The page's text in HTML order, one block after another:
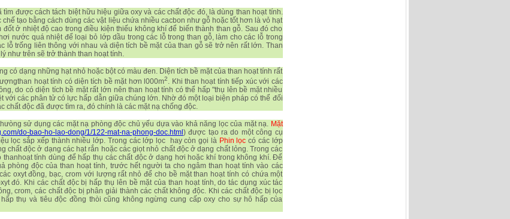
tìm được cách tách biệt hữu hiệu giữa oxy và các chất độc đó, là dùng than hoạt tính.
tạo bằng cách dùng các vật liệu chứa nhiều cacbon như gỗ hoặc tốt hơn là vỏ hạt
đốt ở nhiệt độ cao trong điều kiện thiếu không khí để biến thành than gỗ. Sau đó cho
nước quá nhiệt để loại bỏ lớp dầu trong các lỗ trong than gỗ, làm cho các lỗ trong
lỗ trống liên thông với nhau và diện tích bề mặt của than gỗ sẽ trở nên rất lớn. Than
như trên sẽ trở thành than hoạt tính.
có dạng những hạt nhỏ hoặc bột có màu đen. Diện tích bề mặt của than hoạt tính rất
hoạt tính có diện tích bề mặt hơn l000m2
. Khi than hoạt tính tiếp xúc với các
do có diện tích bề mặt rất lớn nên than hoạt tính có thể hấp "thụ lên bề mặt nhiều
với các phân tử có lực hấp dẫn giữa chúng lớn. Nhờ đó một loại biện pháp có thể đối
chất độc đã được tìm ra, đó chính là các mặt nạ chống độc.
sử dụng các mặt nạ phòng độc chủ yếu dựa vào khả năng lọc của mặt nạ.
Mặt
do-bao-ho-lao-dong/1/122-mat-na-phong-doc.html) được tạo ra do một công cụ
lọc sắp xếp thành nhiều lớp. Trong các lớp lọc hay còn gọi là Phin lọc có các lớp
chất độc ở dạng các hạt rắn hoặc các giọt nhỏ chất độc ở dạng chất lỏng. Trong các
thanhoạt tính dùng để hấp thụ các chất độc ở dạng hơi hoặc khí trong không khí. Để
phòng độc của than hoạt tính, trước hết người ta cho ngâm than hoạt tính vào các
oxyt đồng, bạc, crom với lượng rất nhỏ để cho bề mặt than hoạt tính có chứa một
đó. Khi các chất độc bị hấp thụ lên bề mặt của than hoạt tính, do tác dụng xúc tác
crom, các chất độc bị phân giải thành các chất không độc. Khi các chất độc bị lọc
thụ và tiêu độc đồng thòi cũng không ngừng cung cấp oxy cho sự hô hấp của